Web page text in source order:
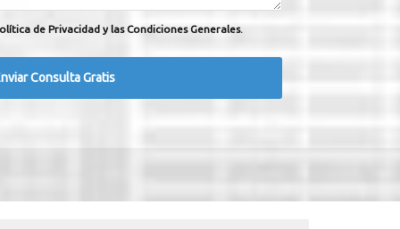
de Privacidad y las Condiciones Generales.